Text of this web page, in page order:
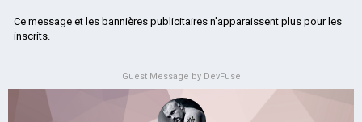
Ce message et les bannières publicitaires n'apparaissent plus pour les
inscrits.
Guest Message by DevFuse